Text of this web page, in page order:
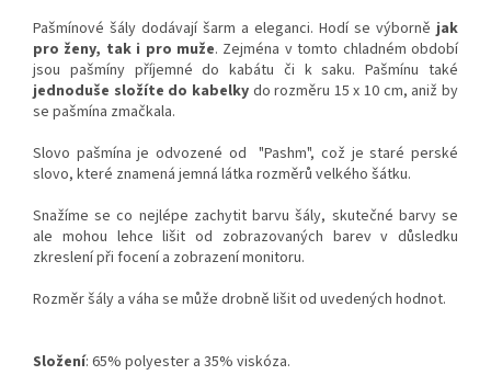
Pašmínové šály dodávají šarm a eleganci. Hodí se výbornějak
pro ženy, tak i pro muže. Zejména v tomto chladném období
jsou pašmíny příjemné do kabátu či k saku. Pašmínu také
jednoduše složíte do kabelkydo rozměru 15 x 10 cm, aniž by
se pašmína zmačkala.
Slovo pašmína je odvozené od "Pashm", což je staré perské
slovo, které znamená jemná látka rozměrů velkého šátku.
Snažíme se co nejlépe zachytit barvu šály, skutečné barvy se
ale mohou lehce lišit od zobrazovaných barev v důsledku
zkreslení při focení a zobrazení monitoru.
Rozměr šály a váha se může drobně lišit od uvedených hodnot.
Složení: 65% polyester a 35% viskóza.